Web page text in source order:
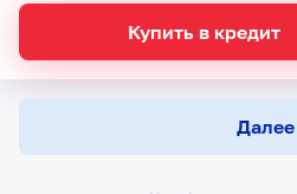
Купить в кредит
Далее